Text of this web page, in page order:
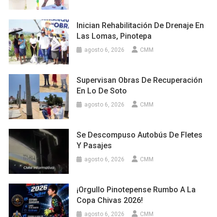
Inician Rehabilitación De Drenaje En
Las Lomas, Pinotepa
agosto 6, 2026 CMM
Supervisan Obras De Recuperación
En Lo De Soto
agosto 6, 2026 CMM
Se Descompuso Autobús De Fletes
Y Pasajes
agosto 6, 2026 CMM
¡Orgullo Pinotepense Rumbo A La
Copa Chivas 2026!
agosto 6, 2026 CMM